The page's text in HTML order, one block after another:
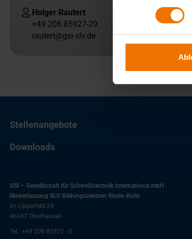
Holger Rautert
+49 208 85927-29
rautert@gsi-slv.de
Stellenangebote
Downloads
GSI – Gesellschaft für Schweißtechnik International mbH
Niederlassung SLV Bildungszentren Rhein-Ruhr
Im Lipperfeld 29
46047 Oberhausen
Tel.: +49 208 85927 - 0